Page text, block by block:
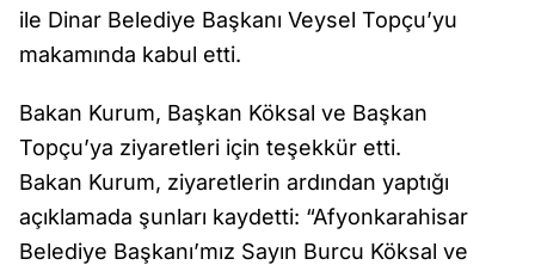
ile Dinar Belediye Başkanı Veysel Topçu’yu
makamında kabul etti.
Bakan Kurum, Başkan Köksal ve Başkan
Topçu’ya ziyaretleri için teşekkür etti.
Bakan Kurum, ziyaretlerin ardından yaptığı
açıklamada şunları kaydetti: “Afyonkarahisar
Belediye Başkanı’mız Sayın Burcu Köksal ve